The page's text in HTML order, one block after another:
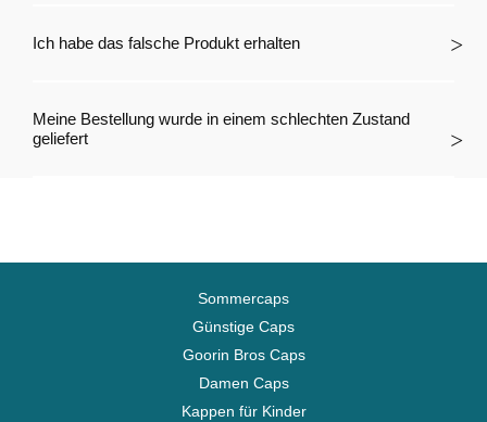
Ich habe das falsche Produkt erhalten
Meine Bestellung wurde in einem schlechten Zustand
geliefert
Sommercaps
Günstige Caps
Goorin Bros Caps
Damen Caps
Kappen für Kinder